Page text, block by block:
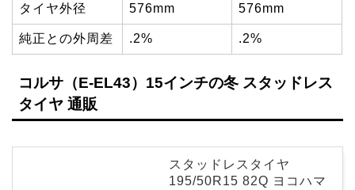
タイヤ外径 576mm 576mm
純正との外周差 .2% .2%
コルサ（E-EL43）15インチの冬 スタッドレス
タイヤ 通販
スタッドレスタイヤ
195/50R15 82Q ヨコハマ